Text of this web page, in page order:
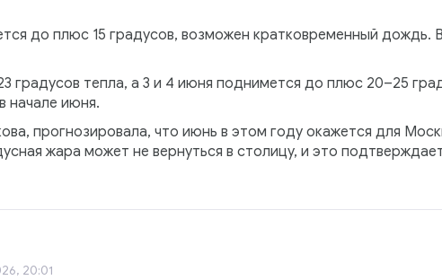
до плюс 15 градусов, возможен кратковременный дождь.
градусов тепла, а 3 и 4 июня поднимется до плюс 20–25
начале июня.
прогнозировала, что июнь в этом году окажется для
жара может не вернуться в столицу, и это
20:01